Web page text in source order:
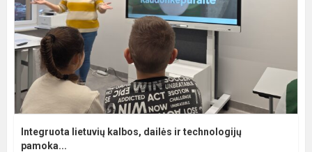
Integruota lietuvių kalbos, dailės ir technologijų
pamoka...